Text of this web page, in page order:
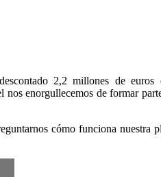
2,2 millones de euros
enorgullecemos de formar
cómo funciona nuestra